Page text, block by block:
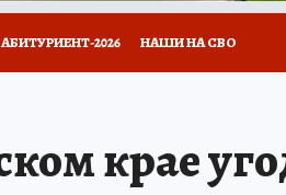
АБИТУРИЕНТ-2026 НАШИ НА СВО
ВЫБОРЫ ГУБЕРНАТОРА
крае